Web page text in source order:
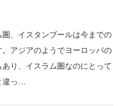
、イスタンブールは今までの
アジアのようでヨーロッパの
り、イスラム圏なのにとって
違っ…